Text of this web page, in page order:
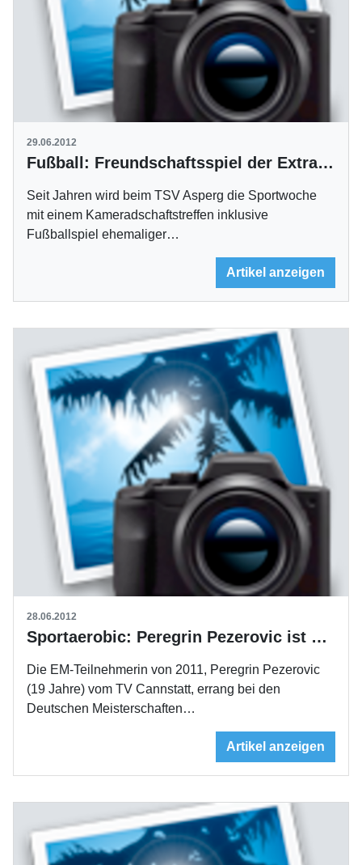
29.06.2012
Fußball: Freundschaftsspiel der Extraklasse in Asperg
Seit Jahren wird beim TSV Asperg die Sportwoche
mit einem Kameradschaftstreffen inklusive
Fußballspiel ehemaliger…
Artikel anzeigen
28.06.2012
Sportaerobic: Peregrin Pezerovic ist Deutsche Meisterin geworden
Die EM-Teilnehmerin von 2011, Peregrin Pezerovic
(19 Jahre) vom TV Cannstatt, errang bei den
Deutschen Meisterschaften…
Artikel anzeigen